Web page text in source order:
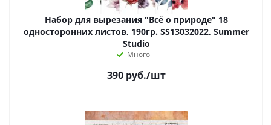
Набор для вырезания "Всё о природе" 18
односторонних листов, 190гр. SS13032022, Summer
Studio
Много
390руб./шт